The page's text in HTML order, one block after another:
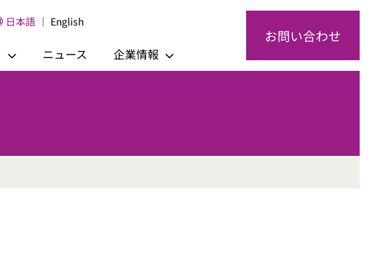
ニュース 企業情報
日本語 English
お問い合わせ